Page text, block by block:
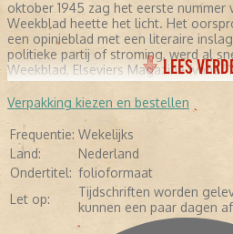
oktober 1945 zag het eerste nummer
Weekblad heette het licht. Het
een opinieblad met een literaire
politieke partij of stroming, werd al
Weekblad, Elseviers Magazine (vanaf
(vanaf 1987) werd de spreekbuis van
Nederland. In de jaren zeventig
Hoogendijk regelmatig op scherpe
kabinet-Den Uyl. Het deed de
kwaad. Het is aannemelijk dat zijn
commentator op de televisie hier ook
nummer trekt Hoogendijk weer stevig
katern. Elsevier neemt anno 2006
uitgesproken standpunt in. Daarmee
onafhankelijke status alleen maar.
LEES
Verpakking kiezen en bestellen
Frequentie: Wekelijks
Land:
Nederland
Ondertitel: folioformaat
Let op:
Tijdschriften worden
kunnen een paar dagen